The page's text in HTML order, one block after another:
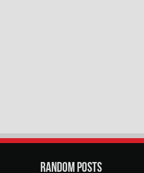
Random Posts